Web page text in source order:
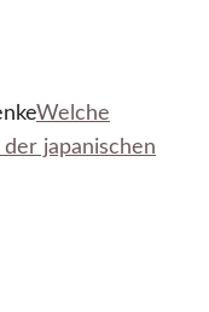
Welche
japanischen